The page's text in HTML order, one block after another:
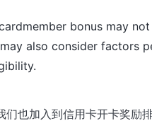
bonus may
also consider factors
们也加入到信用卡开卡奖励